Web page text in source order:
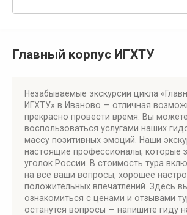
Главный корпус ИГХТУ
Незабываемые экскурсии цикла
ИГХТУ» в Иваново — отличная
прекрасно провести время. Вы можете
воспользоваться услугами наших
массу позитивных эмоций. Наши
настоящие профессионалы, которые
уголок России. В стоимость тура
на все ваши вопросы, хорошее
положительных впечатлений. Здесь
ознакомиться с ценами и отзывами
останутся вопросы — напишите гиду